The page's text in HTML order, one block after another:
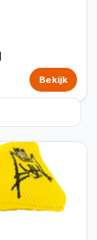
Bekijk